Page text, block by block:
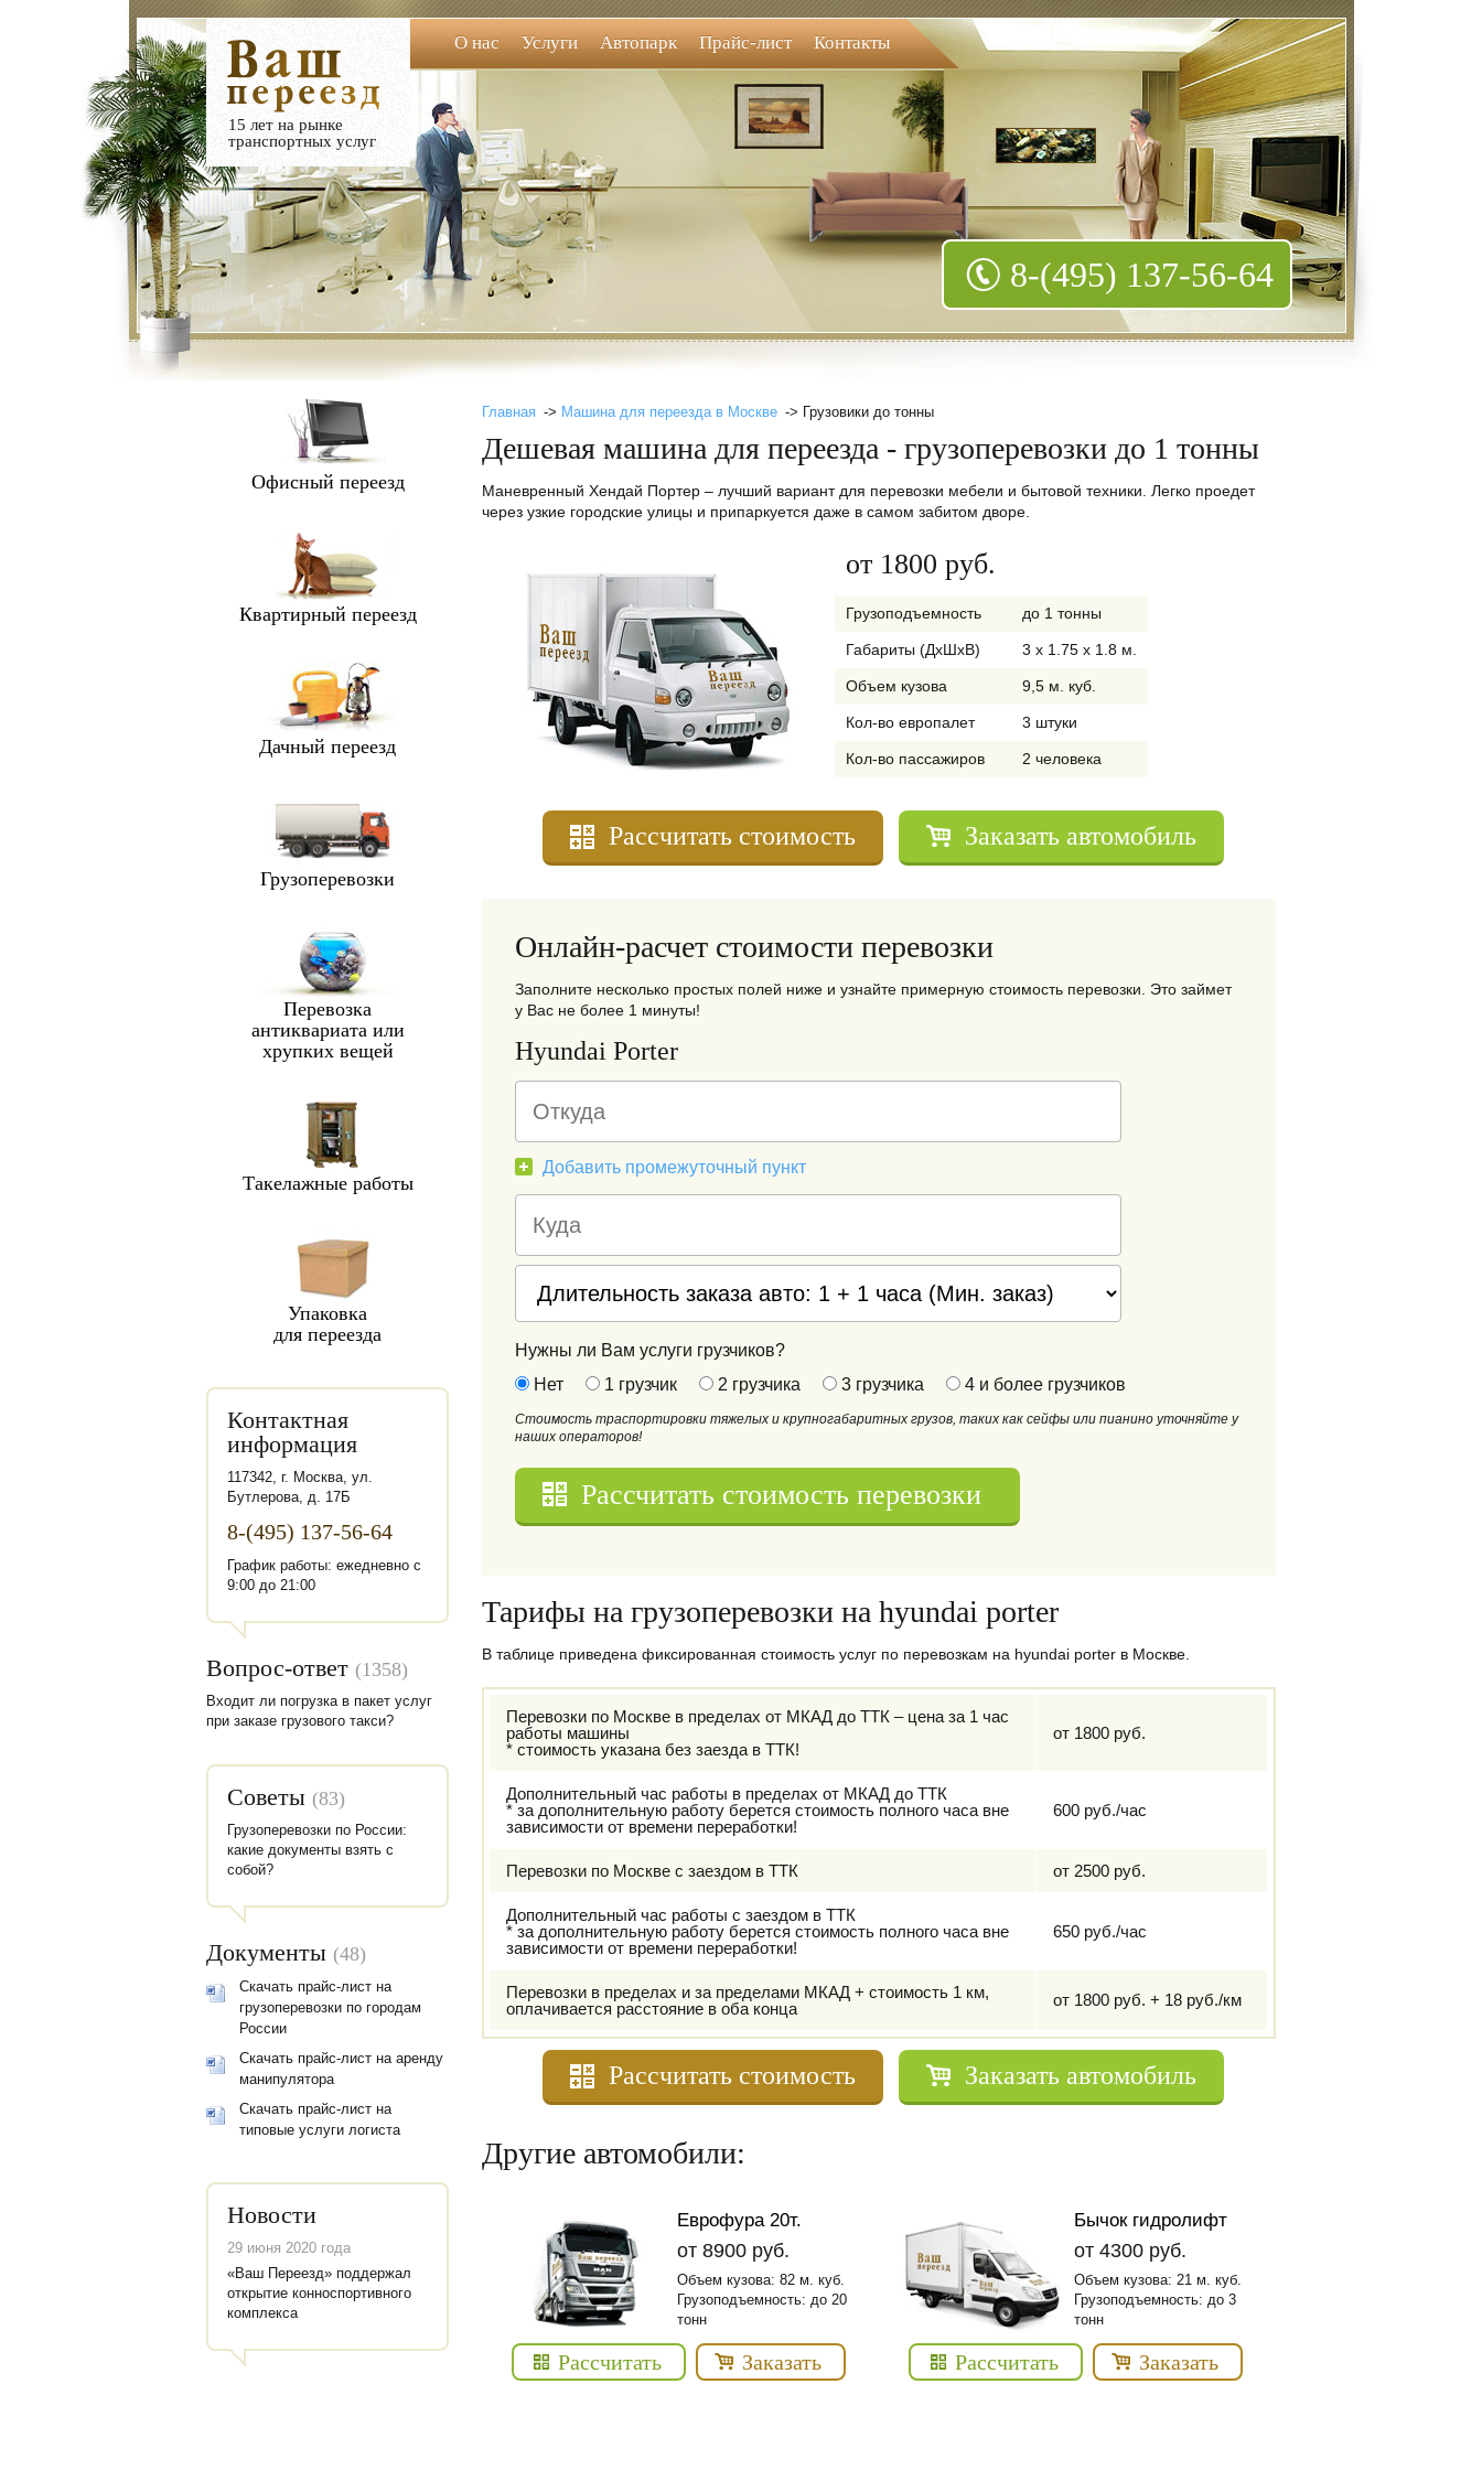
15 лет на рынке
транспортных услуг
О нас Услуги Автопарк Прайс-лист Контакты
8-(495) 137-56-64
Главная -> Машина для переезда в Москве -> Грузовики до тонны
Дешевая машина для переезда - грузоперевозки до 1 тонны
Маневренный Хендай Портер – лучший вариант для перевозки мебели и бытовой техники. Легко проедет
через узкие городские улицы и припаркуется даже в самом забитом дворе.
от 1800 руб.
Грузоподъемность до 1 тонны
Габариты (ДхШхВ) 3 x 1.75 x 1.8 м.
Объем кузова 9,5 м. куб.
Кол-во европалет 3 штуки
Кол-во пассажиров 2 человека
Рассчитать стоимость Заказать автомобиль
Онлайн-расчет стоимости перевозки
Заполните несколько простых полей ниже и узнайте примерную стоимость перевозки. Это займет
у Вас не более 1 минуты!
Hyundai Porter
Добавить промежуточный пункт
Нужны ли Вам услуги грузчиков?
Нет
1 грузчик 2 грузчика 3 грузчика 4 и более грузчиков
Стоимость траспортировки тяжелых и крупногабаритных грузов, таких как сейфы или пианино уточняйте у
наших операторов!
Рассчитать стоимость перевозки
Тарифы на грузоперевозки на hyundai porter
В таблице приведена фиксированная стоимость услуг по перевозкам на hyundai porter в Москве.
Перевозки по Москве в пределах от МКАД до ТТК – цена за 1 час
работы машины
* стоимость указана без заезда в ТТК!
от 1800 руб.
Дополнительный час работы в пределах от МКАД до ТТК
* за дополнительную работу берется стоимость полного часа вне
зависимости от времени переработки!
600 руб./час
Перевозки по Москве с заездом в ТТК от 2500 руб.
Дополнительный час работы с заездом в ТТК
* за дополнительную работу берется стоимость полного часа вне
зависимости от времени переработки!
650 руб./час
Перевозки в пределах и за пределами МКАД + стоимость 1 км,
оплачивается расстояние в оба конца
от 1800 руб. + 18 руб./км
Рассчитать стоимость Заказать автомобиль
Другие автомобили:
Еврофура 20т.
от 8900 руб.
Объем кузова: 82 м. куб.
Грузоподъемность: до 20
тонн
Рассчитать Заказать
Бычок гидролифт
от 4300 руб.
Объем кузова: 21 м. куб.
Грузоподъемность: до 3
тонн
Рассчитать Заказать
Офисный переезд
Квартирный переезд
Дачный переезд
Грузоперевозки
Перевозка
антиквариата или
хрупких вещей
Такелажные работы
Упаковка
для переезда
Контактная
информация
117342, г. Москва, ул.
Бутлерова, д. 17Б
8-(495) 137-56-64
График работы: ежедневно с
9:00 до 21:00
Вопрос-ответ (1358)
Входит ли погрузка в пакет услуг
при заказе грузового такси?
Советы (83)
Грузоперевозки по России:
какие документы взять с
собой?
Документы (48)
Скачать прайс-лист на
грузоперевозки по городам
России
Скачать прайс-лист на аренду
манипулятора
Скачать прайс-лист на
типовые услуги логиста
Новости
29 июня 2020 года
«Ваш Переезд» поддержал
открытие конноспортивного
комплекса